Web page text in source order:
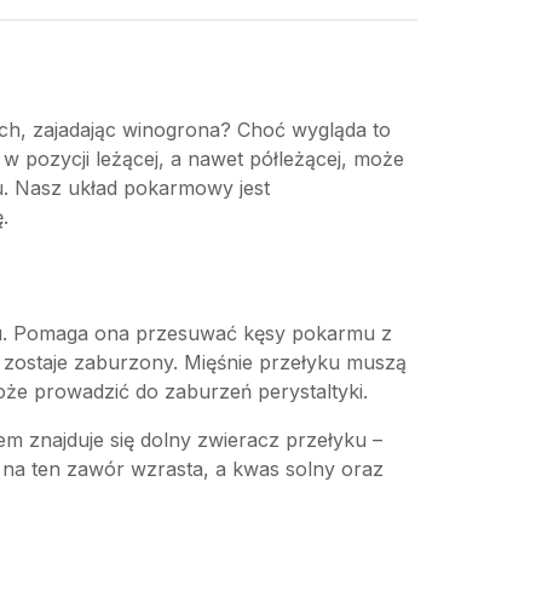
zajadając winogrona? Choć wygląda to
pozycji leżącej, a nawet półleżącej, może
Nasz układ pokarmowy jest
Pomaga ona przesuwać kęsy pokarmu z
zaburzony. Mięśnie przełyku muszą
prowadzić do zaburzeń perystaltyki.
znajduje się dolny zwieracz przełyku –
ten zawór wzrasta, a kwas solny oraz